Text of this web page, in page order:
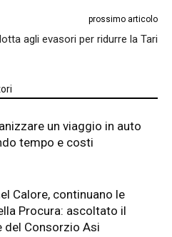
prossimo articolo
agli evasori per ridurre la Tari
un viaggio in auto
tempo e costi
Calore, continuano le
Procura: ascoltato il
del Consorzio Asi